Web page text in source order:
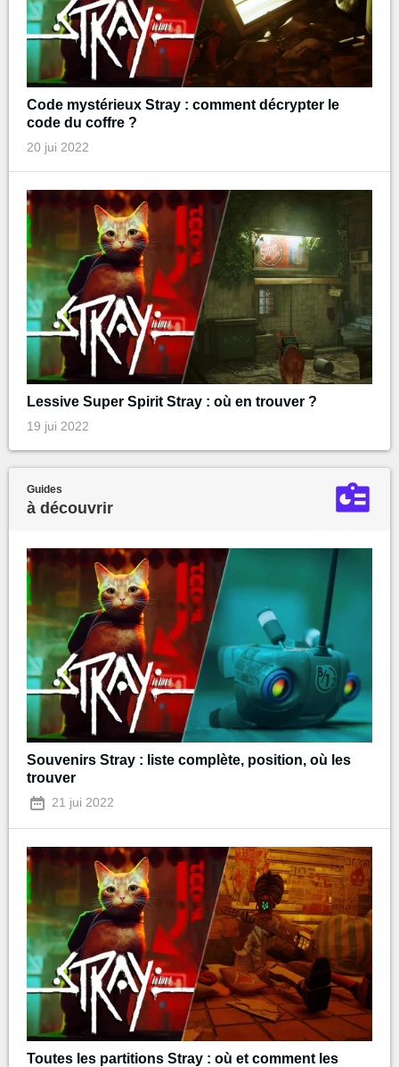
Code mystérieux Stray : comment décrypter le
code du coffre ?
20 jui 2022
Lessive Super Spirit Stray : où en trouver ?
19 jui 2022
Guides
à découvrir
Souvenirs Stray : liste complète, position, où les
trouver
21 jui 2022
Toutes les partitions Stray : où et comment les